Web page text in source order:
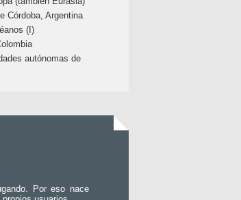
Córdoba, Argentina
(I)
autónomas de
Por eso nace